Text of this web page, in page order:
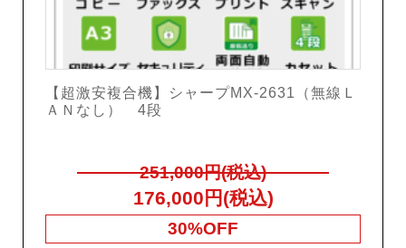
【超激安複合機】シャープMX-2631（無線Ｌ
ＡＮなし） 4段
251,000円(税込)
176,000円(税込)
30%OFF